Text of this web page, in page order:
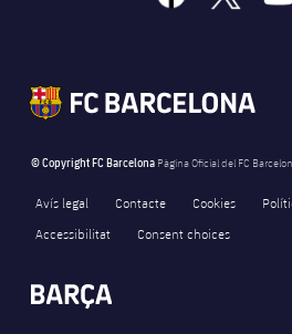
© Copyright FC Barcelona Pàgina Oficial del FC
Avís legal Contacte Cookies
Accessibilitat
Consent choices